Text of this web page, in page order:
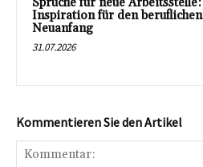
Inspiration für den beruflichen
Neuanfang
31.07.2026
Kommentieren Sie den Artikel